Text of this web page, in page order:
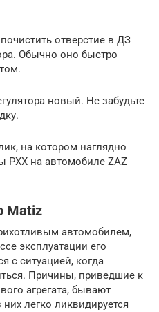
отверстие в ДЗ
Обычно оно быстро
новый. Не забудьте
на котором наглядно
РХХ на автомобиле ZAZ
Matiz
автомобилем,
эксплуатации его
с ситуацией, когда
Причины, приведшие к
агрегата, бывают
легко ликвидируется